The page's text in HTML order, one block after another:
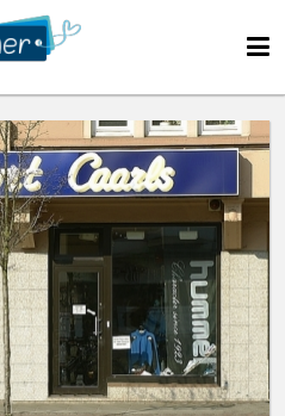
cookies
data protection